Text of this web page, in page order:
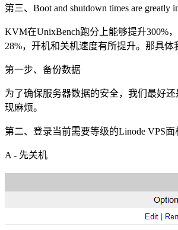
第三、Boot and shutdown times are greatly
KVM在UnixBench跑分上能够提升300%
28%，开机和关机速度有所提升。那具体
第一步、备份数据
为了确保服务器数据的安全，我们最好
现麻烦。
第二、登录当前需要等级的Linode VPS面
A - 先关机